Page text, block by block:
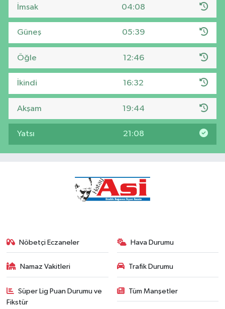
İmsak 04:08
Güneş 05:39
Öğle 12:46
İkindi 16:32
Akşam 19:44
Yatsı 21:08
Nöbetçi Eczaneler Hava Durumu
Namaz Vakitleri Trafik Durumu
Süper Lig Puan Durumu ve
Fikstür
Tüm Manşetler